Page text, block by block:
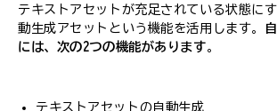
テキストアセットが充足されている状態に
動生成アセットという機能を活用します。
には、次の2つの機能があります。
テキストアセットの自動生成